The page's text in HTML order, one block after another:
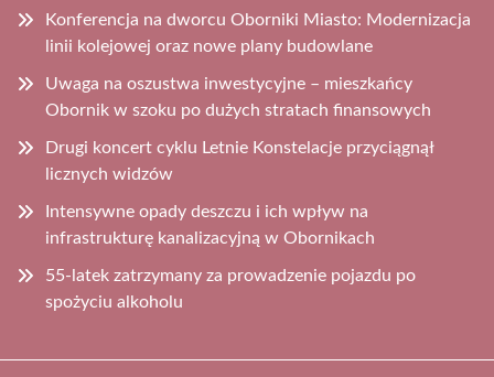
Konferencja na dworcu Oborniki Miasto: Modernizacja
linii kolejowej oraz nowe plany budowlane
Uwaga na oszustwa inwestycyjne – mieszkańcy
Obornik w szoku po dużych stratach finansowych
Drugi koncert cyklu Letnie Konstelacje przyciągnął
licznych widzów
Intensywne opady deszczu i ich wpływ na
infrastrukturę kanalizacyjną w Obornikach
55-latek zatrzymany za prowadzenie pojazdu po
spożyciu alkoholu